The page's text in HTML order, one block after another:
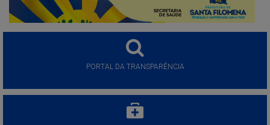
PORTAL DA TRANSPARÊNCIA